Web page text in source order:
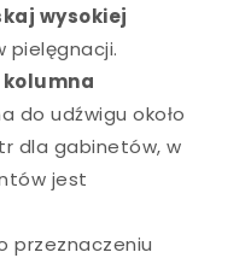
wysokiej
pielęgnacji.
kolumna
do udźwigu około
dla gabinetów, w
jest
przeznaczeniu